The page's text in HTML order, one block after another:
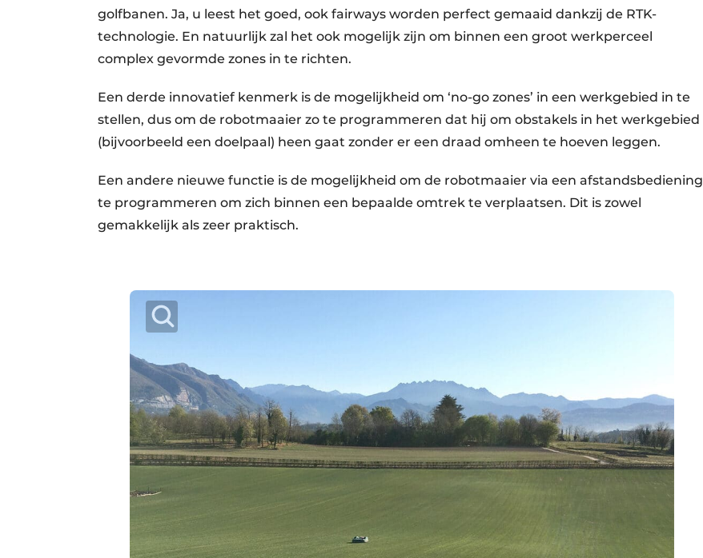
golfbanen. Ja, u leest het goed, ook fairways worden perfect gemaaid dankzij de RTK-
technologie. En natuurlijk zal het ook mogelijk zijn om binnen een groot werkperceel
complex gevormde zones in te richten.
Een derde innovatief kenmerk is de mogelijkheid om ‘no-go zones’ in een werkgebied in te
stellen, dus om de robotmaaier zo te programmeren dat hij om obstakels in het werkgebied
(bijvoorbeeld een doelpaal) heen gaat zonder er een draad omheen te hoeven leggen.
Een andere nieuwe functie is de mogelijkheid om de robotmaaier via een afstandsbediening
te programmeren om zich binnen een bepaalde omtrek te verplaatsen. Dit is zowel
gemakkelijk als zeer praktisch.